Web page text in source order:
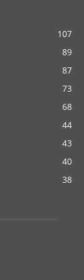
107
89
87
73
68
44
43
40
38